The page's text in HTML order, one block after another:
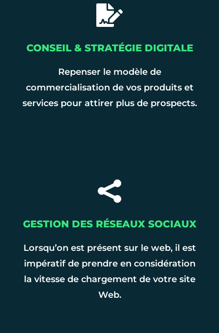
CONSEIL & STRATÉGIE DIGITALE
Repenser le modèle de
commercialisation de vos produits et
services pour attirer plus de prospects.
GESTION DES RÉSEAUX SOCIAUX
Lorsqu’on est présent sur le web, il est
impératif de prendre en considération
la vitesse de chargement de votre site
Web.